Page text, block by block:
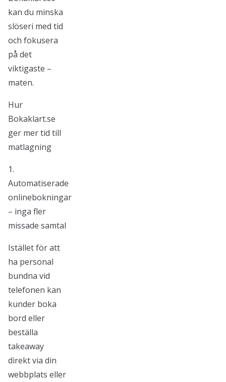
kan du minska
slöseri med tid
och fokusera
på det
viktigaste –
maten.
Hur
Bokaklart.se
ger mer tid till
matlagning
1.
Automatiserade
onlinebokningar
– inga fler
missade samtal
Istället för att
ha personal
bundna vid
telefonen kan
kunder boka
bord eller
beställa
takeaway
direkt via din
webbplats eller